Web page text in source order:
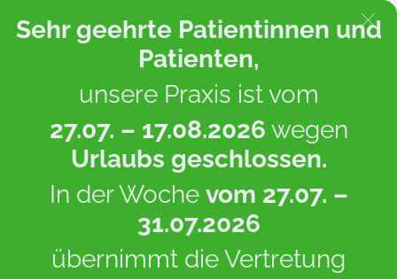
Sehr geehrte Patientinnen und
Patienten,
unsere Praxis ist vom
27.07. – 17.08.2026 wegen
Urlaubs geschlossen.
In der Woche vom 27.07. –
31.07.2026
übernimmt die Vertretung
/ Leistungen /Allergiediagnostik